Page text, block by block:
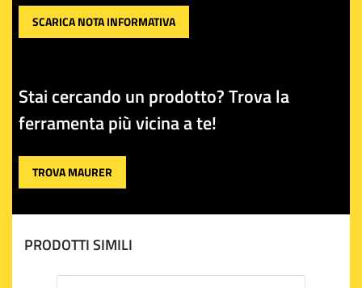
SCARICA NOTA INFORMATIVA
Stai cercando un prodotto? Trova la
ferramenta più vicina a te!
TROVA MAURER
PRODOTTI SIMILI